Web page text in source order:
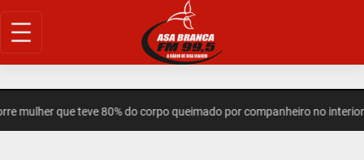
Pular
para
que teve 80% do corpo queimado por companheiro no interior do